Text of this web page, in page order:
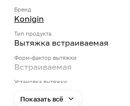
Бренд
Konigin
Тип продукта
Вытяжка встраиваемая
Форм-фактор вытяжки
Встраиваемая
Установка вытяжки
Показать всё